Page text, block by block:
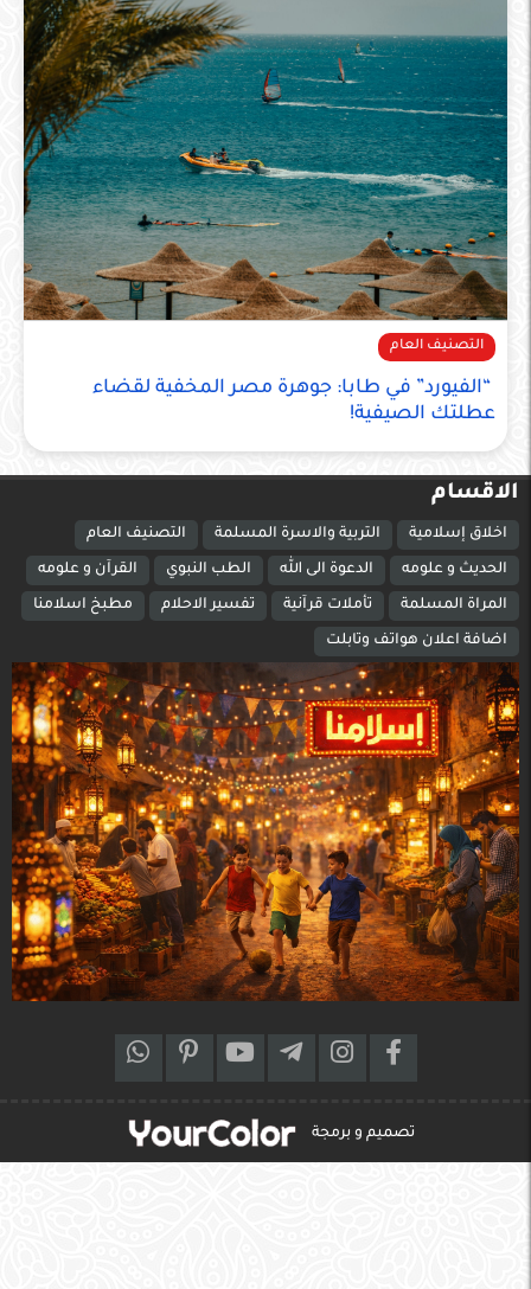
التصنيف العام
“الفيورد” في طابا: جوهرة مصر المخفية لقضاء
عطلتك الصيفية!
الاقسام
اخلاق إسلامية التربية والاسرة المسلمة التصنيف العام
الحديث و علومه الدعوة الى الله الطب النبوي القرآن و علومه
المراة المسلمة تأملات قرآنية تفسير الاحلام مطبخ اسلامنا
اضافة اعلان هواتف وتابلت
تصميم و برمجة